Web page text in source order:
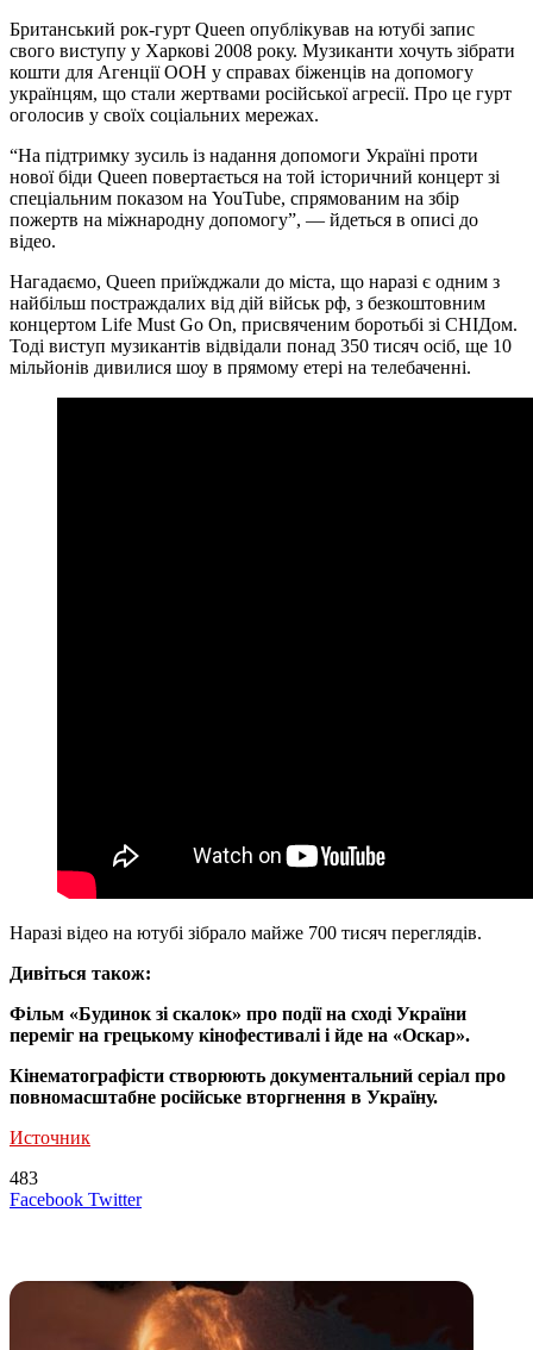
Британський рок-гурт Queen опублікував на ютубі запис
свого виступу у Харкові 2008 року. Музиканти хочуть зібрати
кошти для Агенції ООН у справах біженців на допомогу
українцям, що стали жертвами російської агресії. Про це гурт
оголосив у своїх соціальних мережах.
“На підтримку зусиль із надання допомоги Україні проти
нової біди Queen повертається на той історичний концерт зі
спеціальним показом на YouTube, спрямованим на збір
пожертв на міжнародну допомогу”, — йдеться в описі до
відео.
Нагадаємо, Queen приїжджали до міста, що наразі є одним з
найбільш постраждалих від дій військ рф, з безкоштовним
концертом Life Must Go On, присвяченим боротьбі зі СНІДом.
Тоді виступ музикантів відвідали понад 350 тисяч осіб, ще 10
мільйонів дивилися шоу в прямому етері на телебаченні.
Наразі відео на ютубі зібрало майже 700 тисяч переглядів.
Дивіться також:
Фільм «Будинок зі скалок» про події на сході України
переміг на грецькому кінофестивалі і йде на «Оскар».
Кінематографісти створюють документальний серіал про
повномасштабне російське вторгнення в Україну.
Источник
483
Facebook TwitterLinkedIn
Tumblr
Reddit
Вконтакте
Одноклассники
Skype
Messenger
Messenger
WhatsApp
Telegram
Viber
Line
Поделиться
Печатать